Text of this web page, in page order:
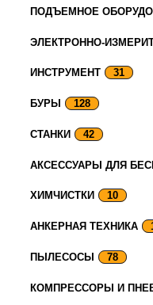
ПОДЪЕМНОЕ
ЭЛЕКТРОННО-
ИНСТРУМЕНТ 31
БУРЫ 128
СТАНКИ 42
АКСЕССУАРЫ ДЛЯ
ХИМЧИСТКИ 10
АНКЕРНАЯ ТЕХНИКА
ПЫЛЕСОСЫ 78
КОМПРЕССОРЫ И